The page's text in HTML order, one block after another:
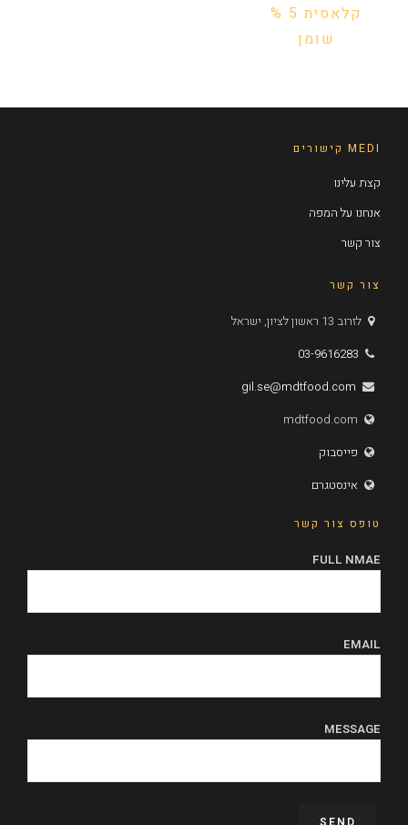
קלאסית 5 %
שומן
MEDI קישורים
קצת עלינו
אנחנו על המפה
צור קשר
צור קשר
לזרוב 13 ראשון לציון, ישראל
03-9616283
gil.se@mdtfood.com
mdtfood.com
פייסבוק
אינסטגרם
טופס צור קשר
FULL NMAE
EMAIL
MESSAGE